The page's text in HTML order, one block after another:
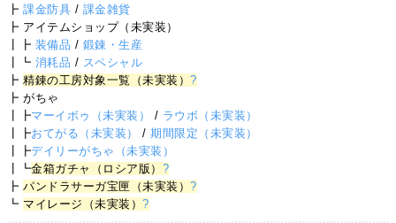
┣課金防具 / 課金雑貨
┣ アイテムショップ（未実装）
┃┣ 装備品 / 鍛錬・生産
┃┗ 消耗品 / スペシャル
┣精錬の工房対象一覧（未実装）?
┣ がちゃ
┃┣マーイボゥ（未実装） / ラウボ（未実装）
┃┣おてがる（未実装） /期間限定（未実装）
┃┣デイリーがちゃ（未実装）
┃┗金箱ガチャ（ロシア版） ?
┣パンドラサーガ宝匣（未実装）?
┗ マイレージ（未実装）?